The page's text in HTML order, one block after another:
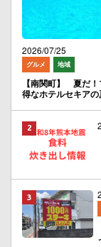
2026/07/25
グルメ 地域
【南関町】 夏だ
得なホテルセキア